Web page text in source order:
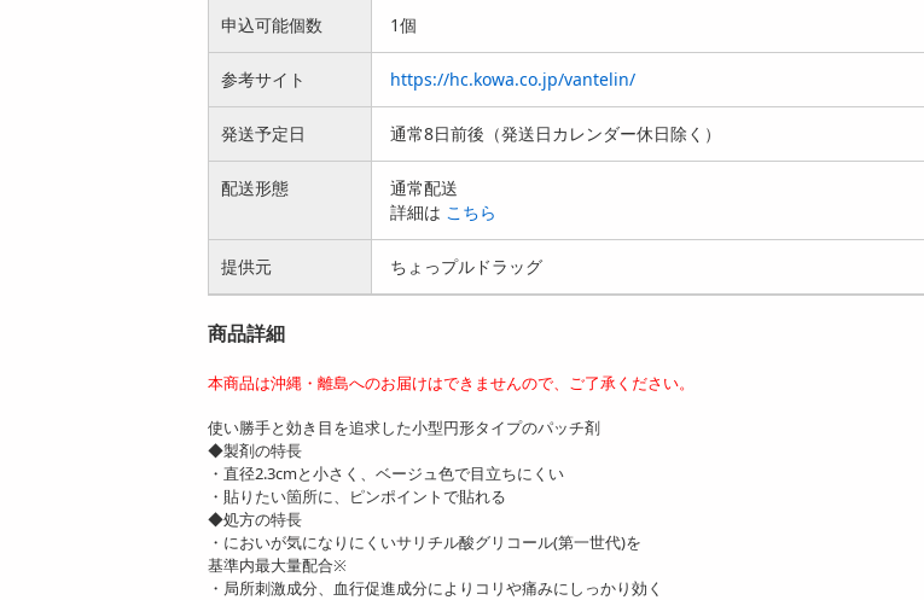
申込可能個数 1個
参考サイト https://hc.kowa.co.jp/vantelin/
発送予定日 通常8日前後（発送日カレンダー休日除く）
配送形態
通常配送
詳細は こちら
提供元 ちょっプルドラッグ
商品詳細
本商品は沖縄・離島へのお届けはできませんので、ご了承ください。
使い勝手と効き目を追求した小型円形タイプのパッチ剤
◆製剤の特長
・直径2.3cmと小さく、ベージュ色で目立ちにくい
・貼りたい箇所に、ピンポイントで貼れる
◆処方の特長
・においが気になりにくいサリチル酸グリコール(第一世代)を
基準内最大量配合※
・局所刺激成分、血行促進成分によりコリや痛みにしっかり効く